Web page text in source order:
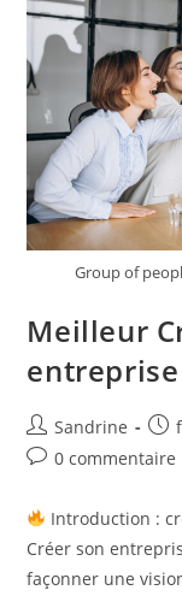
Group of
Meilleur
entreprise
Auteur/autrice
de
Sandrine
Commentaires
la
publication :
0 commentaire
Introduction :
Créer son
façonner une